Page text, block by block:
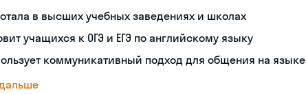
в высших учебных заведениях и школах
учащихся к ОГЭ и ЕГЭ по английскому языку
коммуникативный подход для общения на языке